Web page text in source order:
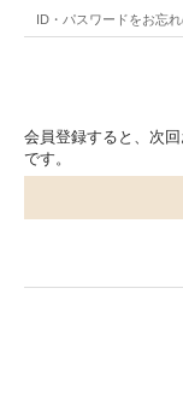
ID・パスワードをお忘
会員登録すると、次
です。